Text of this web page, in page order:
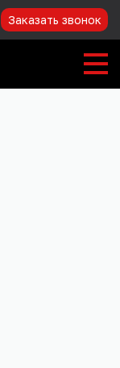
Заказать звонок